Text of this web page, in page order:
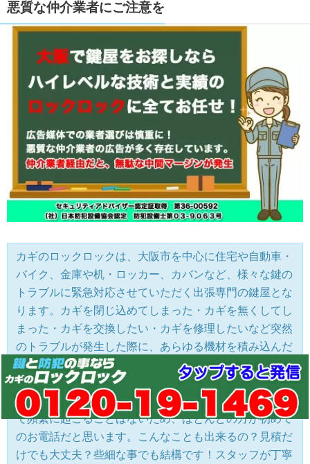
悪質な仲介業者にご注意を
カギのロックロックは、大阪市を中心に住宅や自動車・
バイク、金庫や机・ロッカー、カバンなど、様々な鍵の
トラブルに緊急対応させていただく出張専門の鍵屋とな
ります。カギを閉じ込めてしまった・カギを無くしてし
まった・カギを交換したい・カギを修理したいなど突然
のトラブルが発生した際に、あらゆる機材を積み込んだ
作業車にて、トラブル現場まで急行します。現場にて鍵
の作製やコンピューター編集に至るまで全てその場で行
い現地にて復旧作業を行います。カギのトラブルは突然
で頻繁に起こることはないため、ほとんどの方が初めて
のお電話だと思います。こんなことも出来るの？見積だ
けでも大丈夫？些細な事でも結構です！スタッフが丁寧